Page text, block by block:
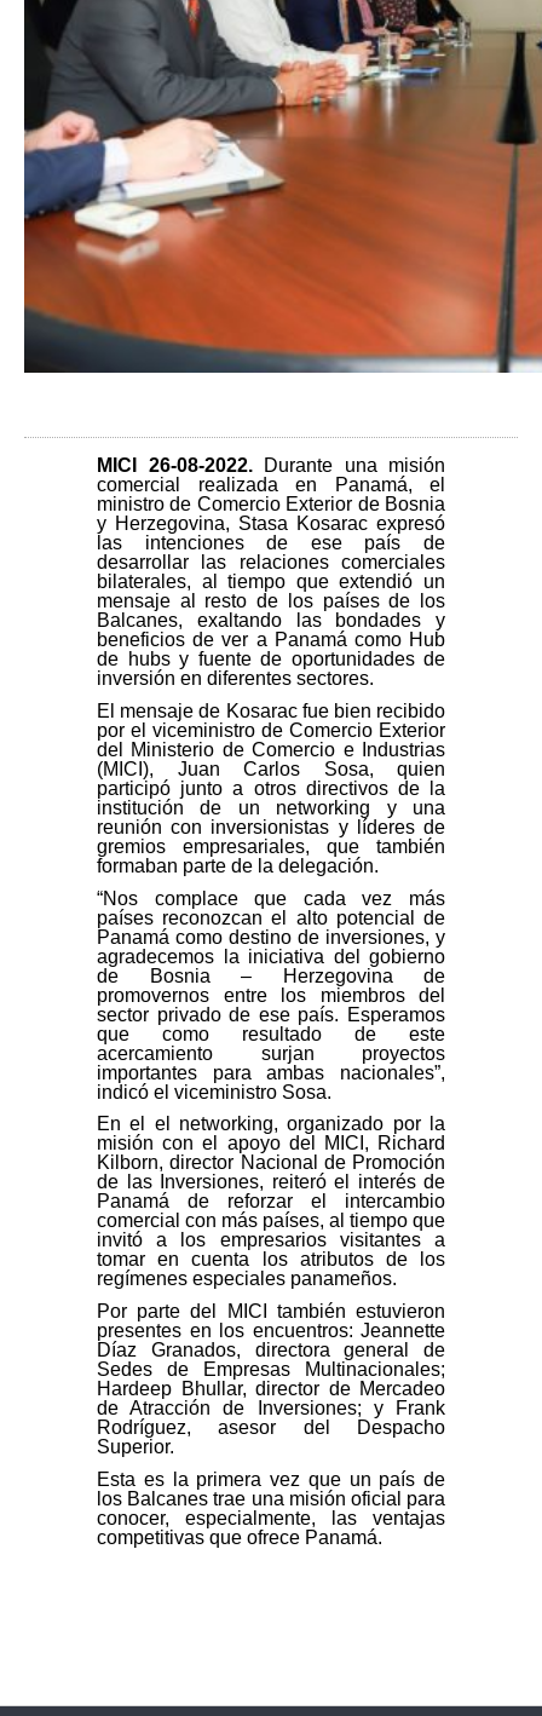
MICI 26-08-2022.
Durante una misión
comercial realizada en Panamá, el
ministro de Comercio Exterior de Bosnia
y Herzegovina, Stasa Kosarac expresó
las intenciones de ese país de
desarrollar las relaciones comerciales
bilaterales, al tiempo que extendió un
mensaje al resto de los países de los
Balcanes, exaltando las bondades y
beneficios de ver a Panamá como Hub
de hubs y fuente de oportunidades de
inversión en diferentes sectores.
El mensaje de Kosarac fue bien recibido
por el viceministro de Comercio Exterior
del Ministerio de Comercio e Industrias
(MICI), Juan Carlos Sosa, quien
participó junto a otros directivos de la
institución de un networking y una
reunión con inversionistas y líderes de
gremios empresariales, que también
formaban parte de la delegación.
“Nos complace que cada vez más
países reconozcan el alto potencial de
Panamá como destino de inversiones, y
agradecemos la iniciativa del gobierno
de Bosnia – Herzegovina de
promovernos entre los miembros del
sector privado de ese país. Esperamos
que como resultado de este
acercamiento surjan proyectos
importantes para ambas nacionales”,
indicó el viceministro Sosa.
En el el networking, organizado por la
misión con el apoyo del MICI, Richard
Kilborn, director Nacional de Promoción
de las Inversiones, reiteró el interés de
Panamá de reforzar el intercambio
comercial con más países, al tiempo que
invitó a los empresarios visitantes a
tomar en cuenta los atributos de los
regímenes especiales panameños.
Por parte del MICI también estuvieron
presentes en los encuentros: Jeannette
Díaz Granados, directora general de
Sedes de Empresas Multinacionales;
Hardeep Bhullar, director de Mercadeo
de Atracción de Inversiones; y Frank
Rodríguez, asesor del Despacho
Superior.
Esta es la primera vez que un país de
los Balcanes trae una misión oficial para
conocer, especialmente, las ventajas
competitivas que ofrece Panamá.